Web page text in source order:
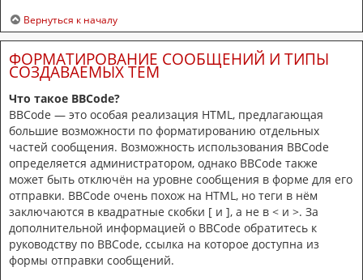
Вернуться к началу
ФОРМАТИРОВАНИЕ СООБЩЕНИЙ И ТИПЫ
СОЗДАВАЕМЫХ ТЕМ
Что такое BBCode?
BBCode — это особая реализация HTML, предлагающая
большие возможности по форматированию отдельных
частей сообщения. Возможность использования BBCode
определяется администратором, однако BBCode также
может быть отключён на уровне сообщения в форме для его
отправки. BBCode очень похож на HTML, но теги в нём
заключаются в квадратные скобки [ и ], а не в < и >. За
дополнительной информацией о BBCode обратитесь к
руководству по BBCode, ссылка на которое доступна из
формы отправки сообщений.